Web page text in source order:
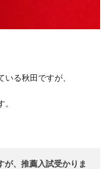
る秋田ですが、
が、推薦入試受かりま